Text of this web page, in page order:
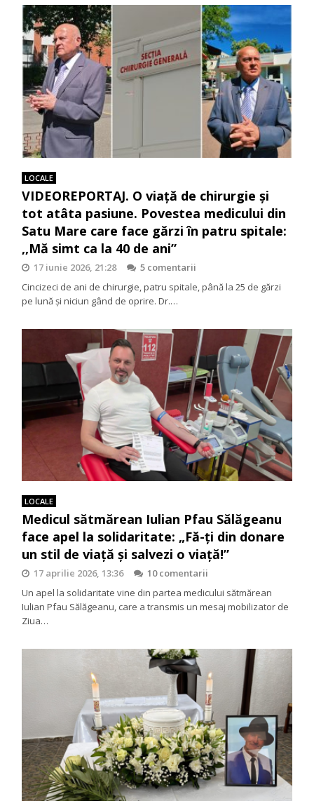
LOCALE
VIDEOREPORTAJ. O viață de chirurgie și
tot atâta pasiune. Povestea medicului din
Satu Mare care face gărzi în patru spitale:
,,Mă simt ca la 40 de ani”
17 iunie 2026, 21:28
5 comentarii
Cincizeci de ani de chirurgie, patru spitale, până la 25 de gărzi
pe lună și niciun gând de oprire. Dr.…
LOCALE
Medicul sătmărean Iulian Pfau Sălăgeanu
face apel la solidaritate: „Fă-ți din donare
un stil de viață și salvezi o viață!”
17 aprilie 2026, 13:36
10 comentarii
Un apel la solidaritate vine din partea medicului sătmărean
Iulian Pfau Sălăgeanu, care a transmis un mesaj mobilizator de
Ziua…